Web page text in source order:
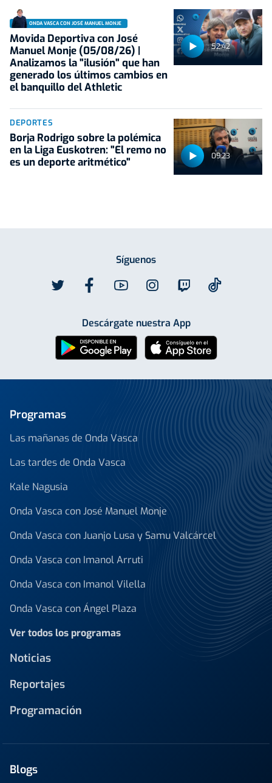
52:42
ONDA VASCA CON JOSÉ MANUEL MONJE
Movida Deportiva con José
Manuel Monje (05/08/26) |
Analizamos la "ilusión" que han
generado los últimos cambios en
el banquillo del Athletic
09:23
DEPORTES
Borja Rodrigo sobre la polémica
en la Liga Euskotren: "El remo no
es un deporte aritmético"
Síguenos
Descárgate nuestra App
Programas
Las mañanas de Onda Vasca
Las tardes de Onda Vasca
Kale Nagusia
Onda Vasca con José Manuel Monje
Onda Vasca con Juanjo Lusa y Samu Valcárcel
Onda Vasca con Imanol Arruti
Onda Vasca con Imanol Vilella
Onda Vasca con Ángel Plaza
Ver todos los programas
Noticias
Reportajes
Programación
Blogs